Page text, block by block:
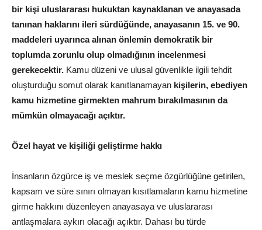
bir kişi uluslararası hukuktan kaynaklanan ve anayasada
tanınan haklarını ileri sürdüğünde, anayasanın 15. ve 90.
maddeleri uyarınca alınan önlemin demokratik bir
toplumda zorunlu olup olmadığının incelenmesi
gerekecektir. Kamu düzeni ve ulusal güvenlikle ilgili tehdit
oluşturduğu somut olarak kanıtlanamayan kişilerin, ebediyen
kamu hizmetine girmekten mahrum bırakılmasının da
mümkün olmayacağı açıktır.
Özel hayat ve kişiliği geliştirme hakkı
İnsanların özgürce iş ve meslek seçme özgürlüğüne getirilen,
kapsam ve süre sınırı olmayan kısıtlamaların kamu hizmetine
girme hakkını düzenleyen anayasaya ve uluslararası
antlaşmalara aykırı olacağı açıktır. Dahası bu türde